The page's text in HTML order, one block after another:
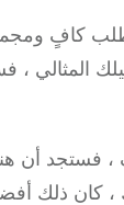
كافٍ
،
أن هناك
ذلك أفضل